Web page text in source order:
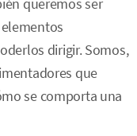
queremos ser
dirigir. Somos,
que
se comporta una